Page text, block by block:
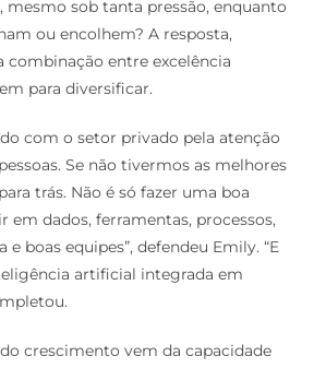
ou encolhem? A resposta,
combinação entre excelência
para diversificar.
Se não tivermos as melhores
trás. Não é só fazer uma boa
em dados, ferramentas, processos,
boas equipes”, defendeu Emily. “E
artificial integrada em
explorar mercados e audiências